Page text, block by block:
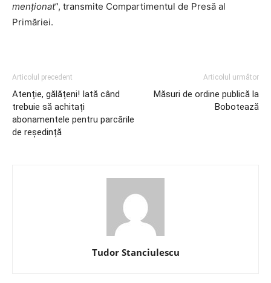
menționat”, transmite Compartimentul de Presă al
Primăriei.
Articolul precedent
Atenție, gălățeni! Iată când
trebuie să achitați
abonamentele pentru parcările
de reședință
Articolul următor
Măsuri de ordine publică la
Bobotează
Tudor Stanciulescu